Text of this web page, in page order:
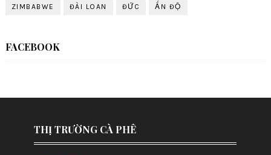
ZIMBABWE ĐÀI LOAN ĐỨC ẤN ĐỘ
FACEBOOK
THỊ TRƯỜNG CÀ PHÊ